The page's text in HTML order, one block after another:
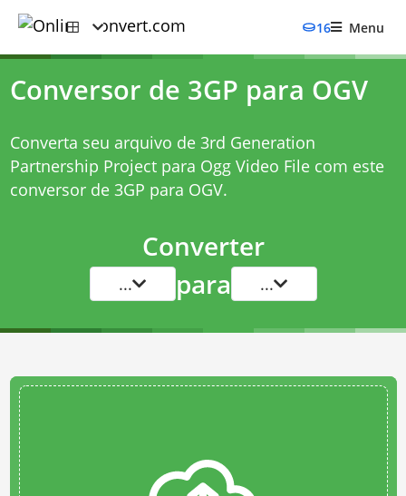
16 Menu
Conversor de 3GP para OGV
Converta seu arquivo de 3rd Generation
Partnership Project para Ogg Video File com este
conversor de 3GP para OGV.
Converter
... para ...